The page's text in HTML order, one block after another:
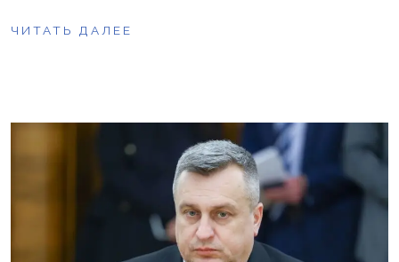
ЧИТАТЬ ДАЛЕЕ